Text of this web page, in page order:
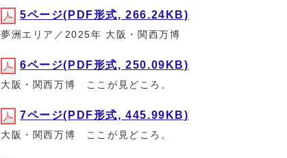
5ページ(PDF形式, 266.24KB)
夢洲エリア／2025年 大阪・関西万博
6ページ(PDF形式, 250.09KB)
大阪・関西万博 ここが見どころ。
7ページ(PDF形式, 445.99KB)
大阪・関西万博 ここが見どころ。